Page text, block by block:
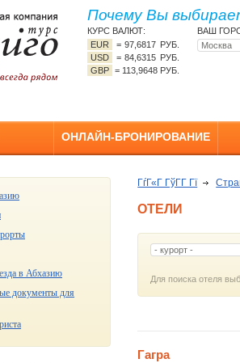
Почему Вы
КУРС ВАЛЮТ:
EUR
=97,6817 РУБ.
USD
=84,6315 РУБ.
GBP = 113,9648 РУБ.
ВАШ
ОНЛАЙН-БРОНИРОВАНИЕ
в Абхазию
документы для
ГѓГ«Г ГўГ­Г Гї
ОТЕЛИ
Для поиска отеля
Гагра